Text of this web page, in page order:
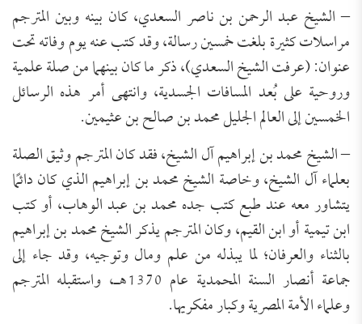
– الشيخ عبد الرحمن بن ناصر السعدي، كان بينه وبين المترجم
مراسلات كثيرة بلغت خمسين رسالة، وقد كتب عنه يوم وفاته تحت
عنوان: (عرفت الشيخ السعدي)، ذكر ما كان بينهما من صلة علمية
وروحية على بُعد المسافات الجسدية، وانتهى أمر هذه الرسائل
الخمسين إلى العالم الجليل محمد بن صالح بن عثيمين.
– الشيخ محمد بن إبراهيم آل الشيخ، فقد كان المترجم وثيق الصلة
بعلماء آل الشيخ، وخاصة الشيخ محمد بن إبراهيم الذي كان دائمًا
يتشاور معه عند طبع كتب جده محمد بن عبد الوهاب، أو كتب
ابن تيمية أو ابن القيم، وكان المترجم يذكر الشيخ محمد بن إبراهيم
بالثناء والعرفان؛ لما يبذله من علم ومال وتوجيه، وقد جاء إلى
جماعة أنصار السنة المحمدية عام 1370هـ، واستقبله المترجم
وعلماء الأمة المصرية وكبار مفكريها.